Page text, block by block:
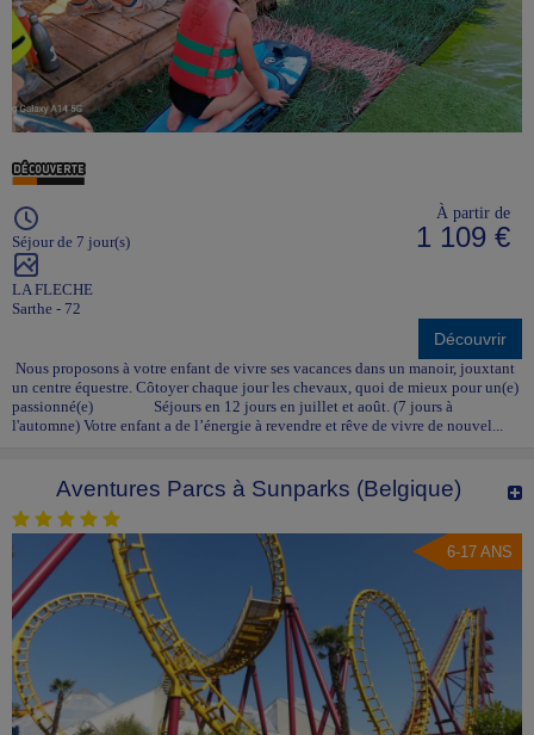
Séjour de 7 jour(s)
LA FLECHE
Sarthe - 72
À partir de
1 109 €
Découvrir
Nous proposons à votre enfant de vivre ses vacances dans un manoir, jouxtant
un centre équestre. Côtoyer chaque jour les chevaux, quoi de mieux pour un(e)
passionné(e) Séjours en 12 jours en juillet et août. (7 jours à
l'automne) Votre enfant a de l’énergie à revendre et rêve de vivre de nouvel...
Aventures Parcs à Sunparks (Belgique)
6-17 ANS